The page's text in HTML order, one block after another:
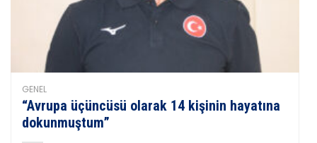
GENEL
“Avrupa üçüncüsü olarak 14 kişinin hayatına
dokunmuştum”